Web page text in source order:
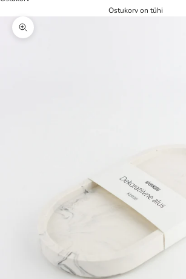
Ostukorv on tühi
Zoom